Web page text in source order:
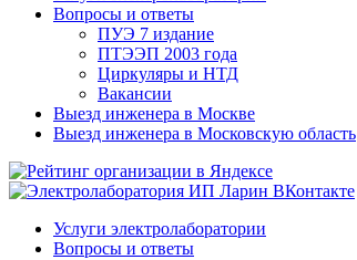
Вопросы и ответы
ПУЭ 7 издание
ПТЭЭП 2003 года
Циркуляры и НТД
Вакансии
Выезд инженера в Москве
Выезд инженера в Московскую область
Услуги электролаборатории
Вопросы и ответы